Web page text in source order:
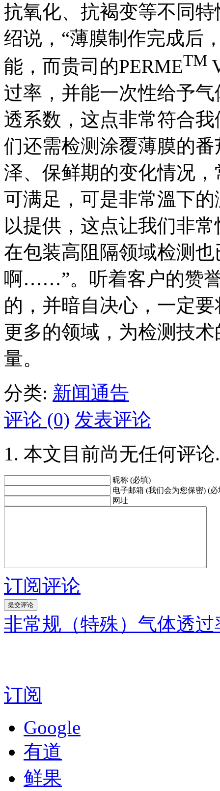
抗氧化、抗褐变等不同
绍说，“薄膜制作完成后
能，而贵司的PERMETM
过率，并能一次性给予
透系数，这点非常符合
们还需检测涂覆薄膜的
泽、保鲜期的变化情况
可满足，可是非常溫下
以提供，这点让我们非
在包装高阻隔领域检测
啊……”。听着客户的赞
的，并暗自决心，一定
更多的领域，为检测技
量。
分类: 新闻通告
评论 (0) 发表评论
本文目前尚无任何评论.
昵称 (必填)
电子邮箱 (我们会为您保密) (必
网址
订阅评论
非常规（特殊）气体透
订阅
Google
有道
鲜果